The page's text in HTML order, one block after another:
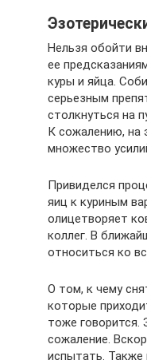
Нельзя обойти
ее
куры и яйца.
серьезным
столкнуться на
К сожалению, на
множество
Привиделся
яиц к куриным
олицетворяет
коллег. В
относиться ко
О том, к чему
которые
тоже говорится.
сожаление.
испытать. Также